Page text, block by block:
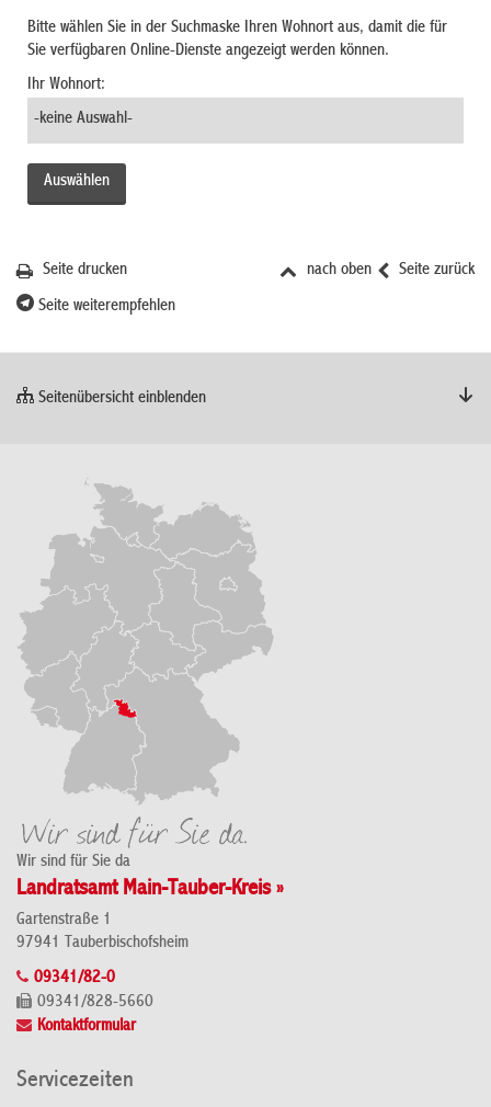
Bitte wählen Sie in der Suchmaske Ihren Wohnort aus, damit die für
Sie verfügbaren Online-Dienste angezeigt werden können.
Ihr Wohnort:
Seite zurück
nach oben
Seite drucken
Seite weiterempfehlen
Seitenübersicht einblenden
Wir sind für Sie da
Landratsamt Main-Tauber-Kreis »
Gartenstraße 1
97941 Tauberbischofsheim
09341/82-0
09341/828-5660
Kontaktformular
Servicezeiten